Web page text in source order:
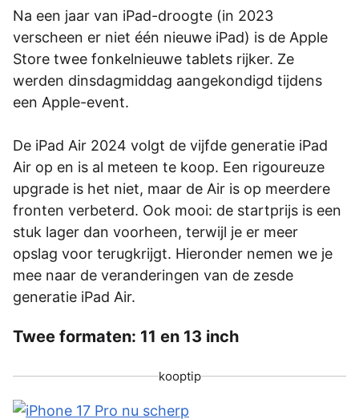
Na een jaar van iPad-droogte (in 2023
verscheen er niet één nieuwe iPad) is de Apple
Store twee fonkelnieuwe tablets rijker. Ze
werden dinsdagmiddag aangekondigd tijdens
een Apple-event.
De iPad Air 2024 volgt de vijfde generatie iPad
Air op en is al meteen te koop. Een rigoureuze
upgrade is het niet, maar de Air is op meerdere
fronten verbeterd. Ook mooi: de startprijs is een
stuk lager dan voorheen, terwijl je er meer
opslag voor terugkrijgt. Hieronder nemen we je
mee naar de veranderingen van de zesde
generatie iPad Air.
Twee formaten: 11 en 13 inch
kooptip